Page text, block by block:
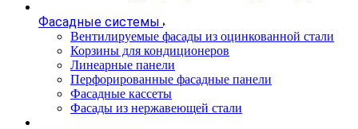
Фасадные системы
Вентилируемые фасады из оцинкованной стали
Корзины для кондиционеров
Линеарные панели
Перфорированные фасадные панели
Фасадные кассеты
Фасады из нержавеющей стали